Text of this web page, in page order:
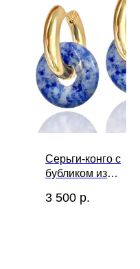
Серьги-конго с
бубликом из
3 500 р.